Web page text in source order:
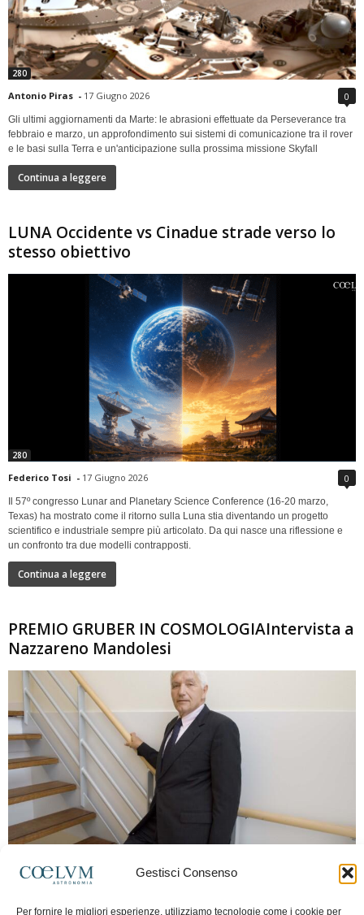
Gestisci Consenso
Per fornire le migliori esperienze, utilizziamo tecnologie come i cookie per
280
Antonio Piras - 17 Giugno 2026 0
Gli ultimi aggiornamenti da Marte: le abrasioni effettuate da Perseverance tra
febbraio e marzo, un approfondimento sui sistemi di comunicazione tra il rover
e le basi sulla Terra e un'anticipazione sulla prossima missione Skyfall
Continua a leggere
LUNA Occidente vs Cinadue strade verso lo
stesso obiettivo
280
Federico Tosi - 17 Giugno 2026 0
Il 57º congresso Lunar and Planetary Science Conference (16-20 marzo,
Texas) ha mostrato come il ritorno sulla Luna stia diventando un progetto
scientifico e industriale sempre più articolato. Da qui nasce una riflessione e
un confronto tra due modelli contrapposti.
Continua a leggere
PREMIO GRUBER IN COSMOLOGIAIntervista a
Nazzareno Mandolesi
Frida Paolella - 16 Giugno 2026 0
spaziale europea e della missione Planck. Il dialogo ripercorre i principali